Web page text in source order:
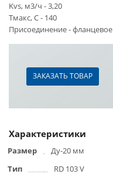
Kvs, м3/ч - 3,20
Тмакс, С - 140
Присоединение - фланцевое
ЗАКАЗАТЬ ТОВАР
Характеристики
Размер
Ду-20 мм
Тип
RD 103 V